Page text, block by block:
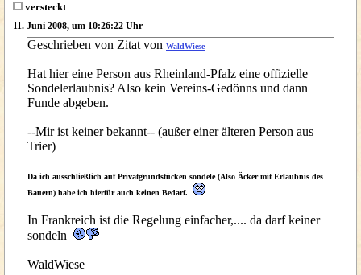
versteckt
11. Juni 2008, um 10:26:22 Uhr
Geschrieben von Zitat von WaldWiese
Hat hier eine Person aus Rheinland-Pfalz eine offizielle
Sondelerlaubnis? Also kein Vereins-Gedönns und dann
Funde abgeben.
--Mir ist keiner bekannt-- (außer einer älteren Person aus
Trier)
Da ich ausschließlich auf Privatgrundstücken sondele (Also Äcker mit Erlaubnis des
Bauern) habe ich hierfür auch keinen Bedarf.
In Frankreich ist die Regelung einfacher,.... da darf keiner
sondeln
WaldWiese